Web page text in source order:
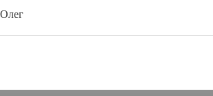
Олег